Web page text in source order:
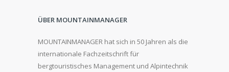
ÜBER MOUNTAINMANAGER
MOUNTAINMANAGER hat sich in 50 Jahren als die
internationale Fachzeitschrift für
bergtouristisches Management und Alpintechnik